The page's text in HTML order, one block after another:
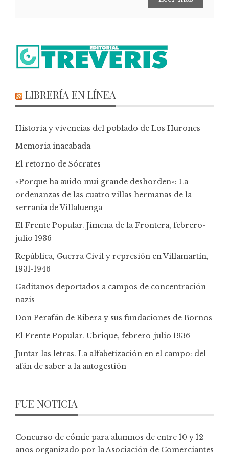
LIBRERÍA EN LÍNEA
Historia y vivencias del poblado de Los Hurones
Memoria inacabada
El retorno de Sócrates
«Porque ha auido mui grande deshorden»: La
ordenanzas de las cuatro villas hermanas de la
serranía de Villaluenga
El Frente Popular. Jimena de la Frontera, febrero-
julio 1936
República, Guerra Civil y represión en Villamartín,
1931-1946
Gaditanos deportados a campos de concentración
nazis
Don Perafán de Ribera y sus fundaciones de Bornos
El Frente Popular. Ubrique, febrero-julio 1936
Juntar las letras. La alfabetización en el campo: del
afán de saber a la autogestión
FUE NOTICIA
Concurso de cómic para alumnos de entre 10 y 12
años organizado por la Asociación de Comerciantes